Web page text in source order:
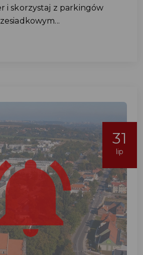
i skorzystaj z parkingów
31
lip